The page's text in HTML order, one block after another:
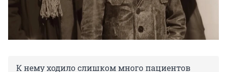
К нему ходило слишком много пациентов